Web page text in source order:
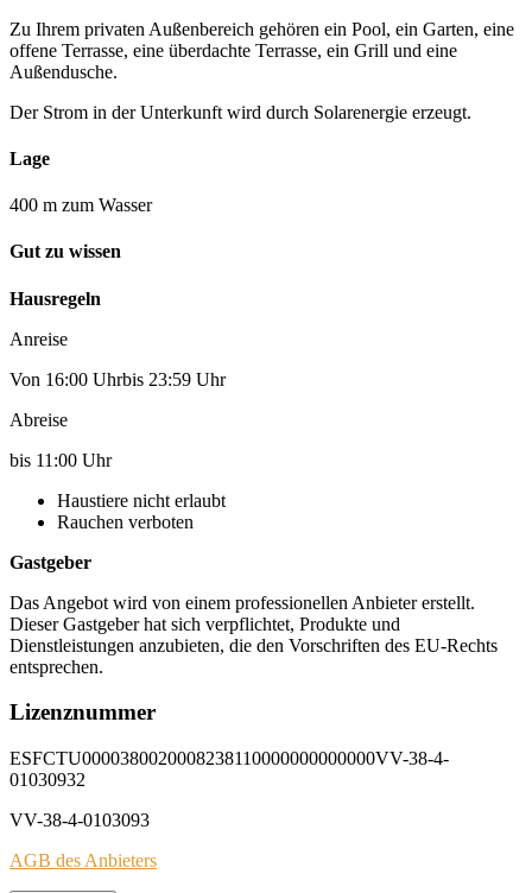
Zu Ihrem privaten Außenbereich gehören ein Pool, ein Garten, eine
offene Terrasse, eine überdachte Terrasse, ein Grill und eine
Außendusche.
Der Strom in der Unterkunft wird durch Solarenergie erzeugt.
Lage
400 m zum Wasser
Gut zu wissen
Hausregeln
Anreise
Von 16:00 Uhrbis 23:59 Uhr
Abreise
bis 11:00 Uhr
Haustiere nicht erlaubt
Rauchen verboten
Gastgeber
Das Angebot wird von einem professionellen Anbieter erstellt.
Dieser Gastgeber hat sich verpflichtet, Produkte und
Dienstleistungen anzubieten, die den Vorschriften des EU-Rechts
entsprechen.
Lizenznummer
ESFCTU0000380020008238110000000000000VV-38-4-
01030932
VV-38-4-0103093
AGB des Anbieters